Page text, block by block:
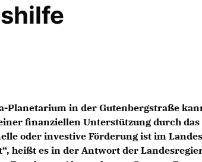
Planetarium in der Gutenbergstraße
finanziellen Unterstützung durch das
oder investive Förderung ist im
heißt es in der Antwort der